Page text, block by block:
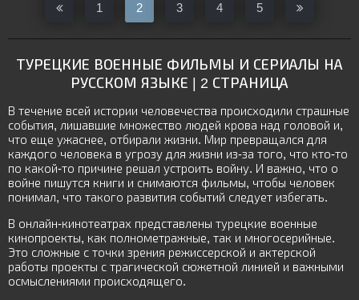
ТУРЕЦКИЕ ВОЕННЫЕ ФИЛЬМЫ И СЕРИАЛЫ НА
РУССКОМ ЯЗЫКЕ | 2 СТРАНИЦА
В течение всей истории человечества происходили страшные
события, лишавшие множество людей крова над головой и,
что еще ужаснее, отбирали жизни. Мир превращался для
каждого человека в угрозу для жизни из-за того, что кто-то
по какой-то причине решал устроить войну. И важно, что о
войне пишутся книги и снимаются фильмы, чтобы человек
понимал, что такого развития событий следует избегать.
В онлайн-кинотеатрах представлены турецкие военные
кинопроекты, как полнометражные, так и многосерийные.
Это сложные с точки зрения режиссерской и актерской
работы проекты с трагической сюжетной линией и важными
осмыслениями происходящего.
1 2 3 4 5